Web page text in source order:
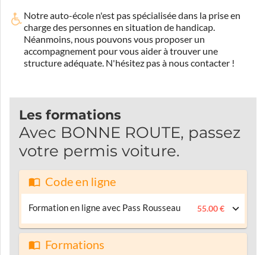
Notre auto-école n'est pas spécialisée dans la prise en
charge des personnes en situation de handicap.
Néanmoins, nous pouvons vous proposer un
accompagnement pour vous aider à trouver une
structure adéquate. N'hésitez pas à nous contacter !
Les formations
Avec BONNE ROUTE, passez
votre permis voiture.
Code en ligne
Formation en ligne avec Pass Rousseau 55.00 €
Formations